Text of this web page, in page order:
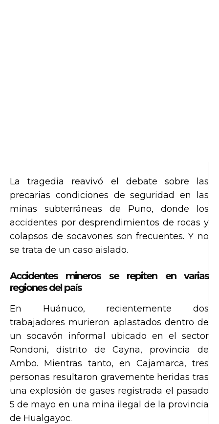
La tragedia reavivó el debate sobre las
precarias condiciones de seguridad en las
minas subterráneas de Puno, donde los
accidentes por desprendimientos de rocas y
colapsos de socavones son frecuentes. Y no
se trata de un caso aislado.
Accidentes mineros se repiten en varias
regiones del país
En Huánuco, recientemente dos
trabajadores murieron aplastados dentro de
un socavón informal ubicado en el sector
Rondoni, distrito de Cayna, provincia de
Ambo. Mientras tanto, en Cajamarca, tres
personas resultaron gravemente heridas tras
una explosión de gases registrada el pasado
5 de mayo en una mina ilegal de la provincia
de Hualgayoc.